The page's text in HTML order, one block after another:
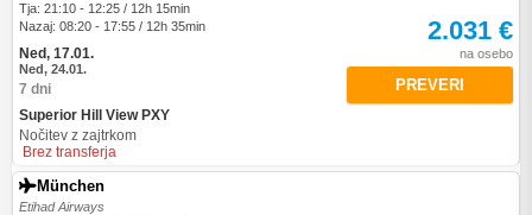
Tja: 21:10 - 12:25 / 12h 15min
Nazaj: 08:20 - 17:55 / 12h 35min
Ned, 17.01.
Ned, 24.01.
7 dni
Superior Hill View PXY
Nočitev z zajtrkom
Brez transferja
2.031 €
na osebo
PREVERI
München
Etihad Airways